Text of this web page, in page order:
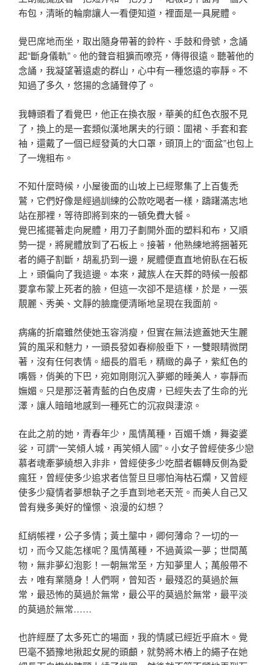
布包，清晰的輪廓讓人一看便知道，裡面是一具屍體。
覺巴席地而坐，取出隨身帶著的鈴杵、手鼓和骨號，念誦
起“斷身儀軌”。他的聲音粗獷而嘹亮，傳得很遠。聽著他的
念誦，我凝望著遠處的群山，心中有一種悠遠的寧靜。不
知過了多久，悠揚的念誦聲停了。
我轉頭看了看覺巴，他正在換衣服，華美的紅色衣服不見
了 ，換上的是一套類似漢地屠夫的行頭：圍裙、手套和套
袖， 還戴了一個已經發黃的大口罩，頭頂上的“面盆”也包上
了一塊粗布。
不知什麼時候，小屋後面的山坡上已經聚集了上百隻禿
鷲， 它們好像是經過訓練的公款吃喝者一樣，躊躇滿志地
站在那裡，等待即將到來的一頓免費大餐。
覺巴搖擺著走向屍體，用刀子劃開外面的塑料和布，又順
勢一提，將屍體放到了石板上。接著，他熟練地將捆著死
者的繩子割斷，胡亂扔到一邊，屍體便直直地俯臥在石板
上，頭偏向了我這邊。本來，藏族人在天葬的時候一般都
要拿布蒙 上死者的臉，但這一次卻不是這樣，於是，一張
靚麗、秀美 、文靜的臉龐便清晰地呈現在我面前。
病痛的折磨雖然使她玉容消瘦，但實在無法遮蓋她天生麗
質的風采和魅力，一頭長發如春柳般垂下，一雙眼睛微閉
著， 沒有任何表情。細長的眉毛，精緻的鼻子，紫紅色的
嘴唇， 俏美的下巴，宛如剛剛沉入夢鄉的睡美人，寧靜而
嫵媚。只是那泛著青藍的白色皮膚，已經失去了生命的光
澤，讓人暗暗地感到一種死亡的沉寂與淒涼。
在此之前的她，青春年少，風情萬種，百媚千嬌，舞姿婆
娑 ，可謂“一笑傾人城，再笑傾人國”。小女子曾經使多少戀
慕者魂牽夢繞想入非非，曾經使多少吃醋者輾轉反側為愛
瘋狂，曾經使多少追求者信誓旦旦哪怕海枯石爛，又曾經
使多少癡情者夢想執子之手直到地老天荒。而美人自己又
曾有幾多美好的憧憬、浪漫的幻想？
紅綃帳裡，公子多情；黃土壟中，卿何薄命？一切的一
切， 而今又能怎樣呢？風情萬種，不過黃粱一夢；世間萬
物，無非夢幻泡影！一朝無常至，方知夢里人；萬般帶不
去，唯有業隨身！人們啊，曾知否，最殘忍的莫過於無
常，最恐怖的莫過於無常，最公平的莫過於無常，最平淡
的莫過於無常……
也許經歷了太多死亡的場面，我的情感已經近乎麻木。覺
巴毫不猶豫地揪起女屍的頭顱，就勢將木樁上的繩子在她